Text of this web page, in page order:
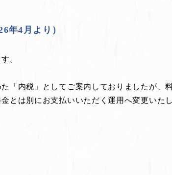
年4月より）
。
「内税」としてご案内しておりましたが、
とは別にお支払いいただく運用へ変更いたし